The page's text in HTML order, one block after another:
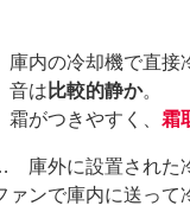
の冷却機で直接冷
比較的静か。
やすく、 霜
外に設置された
ァンで庫内に送って